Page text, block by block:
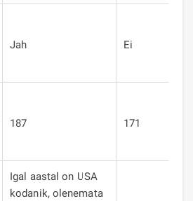
Jah Ei
187 171
Igal aastal on USA
kodanik, olenemata